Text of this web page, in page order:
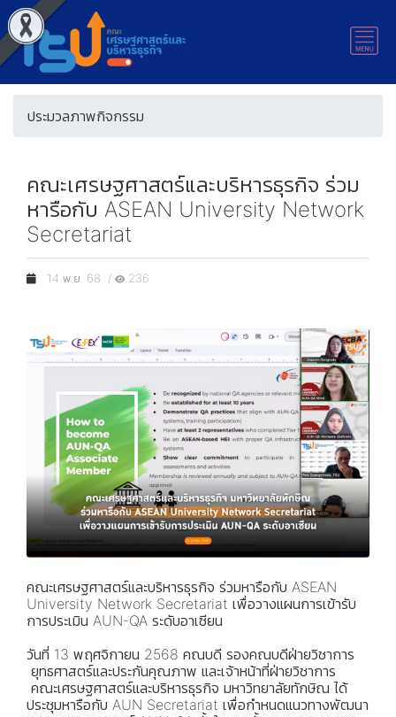
ประมวลภาพกิจกรรม
คณะเศรษฐศาสตร์และบริหารธุรกิจ ร่วม
หารือกับ ASEAN University Network
Secretariat
14 พ.ย. 68 / 236
คณะเศรษฐศาสตร์และบริหารธุรกิจ ร่วมหารือกับ ASEAN
University Network Secretariat เพื่อวางแผนการเข้ารับ
การประเมิน AUN-QA ระดับอาเซียน
วันที่ 13 พฤศจิกายน 2568 คณบดี รองคณบดีฝ่ายวิชาการ
ยุทธศาสตร์และประกันคุณภาพ และเจ้าหน้าที่ฝ่ายวิชาการ
คณะเศรษฐศาสตร์และบริหารธุรกิจ มหาวิทยาลัยทักษิณ ได้
ประชุมหารือกับ AUN Secretariat เพื่อกำหนดแนวทางพัฒนา